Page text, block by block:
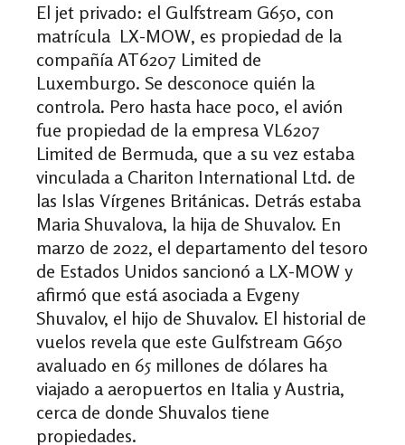
El jet privado: el Gulfstream G650, con
matrícula LX-MOW, es propiedad de la
compañía AT6207 Limited de
Luxemburgo. Se desconoce quién la
controla. Pero hasta hace poco, el avión
fue propiedad de la empresa VL6207
Limited de Bermuda, que a su vez estaba
vinculada a Chariton International Ltd. de
las Islas Vírgenes Británicas. Detrás estaba
Maria Shuvalova, la hija de Shuvalov. En
marzo de 2022, el departamento del tesoro
de Estados Unidos sancionó a LX-MOW y
afirmó que está asociada a Evgeny
Shuvalov, el hijo de Shuvalov. El historial de
vuelos revela que este Gulfstream G650
avaluado en 65 millones de dólares ha
viajado a aeropuertos en Italia y Austria,
cerca de donde Shuvalos tiene
propiedades.